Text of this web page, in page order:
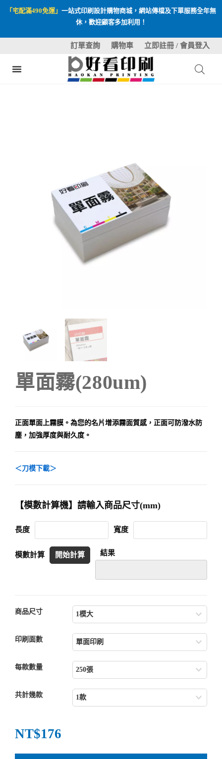
「宅配滿490免運」 一站式印刷設計購物商城，網站傳檔及下單服務全年無
休，歡迎顧客多加利用！
訂單查詢 購物車 立即註冊 / 會員登入
單面霧(280um)
正面單面上霧膜。為您的名片增添霧面質感，正面可防潑水防
塵，加強厚度與耐久度。
＜刀模下載＞
【模數計算機】請輸入商品尺寸(mm)
長度 寬度
模數計算 開始計算 結果
商品尺寸
印刷面數
每款數量
共計幾款
NT$176